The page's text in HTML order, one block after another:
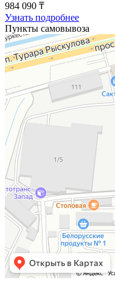
984 090 ₸
Узнать подробнее
Пункты самовывоза